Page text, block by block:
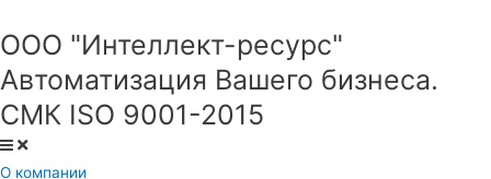
ООО "Интеллект-ресурс"
Автоматизация Вашего бизнеса.
СМК ISO 9001-2015
О компании